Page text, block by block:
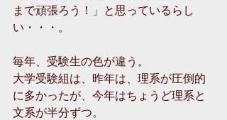
まで頑張ろう！」と思っているらし
い・・・。
毎年、受験生の色が違う。
大学受験組は、昨年は、理系が圧倒的
に多かったが、今年はちょうど理系と
文系が半分ずつ。